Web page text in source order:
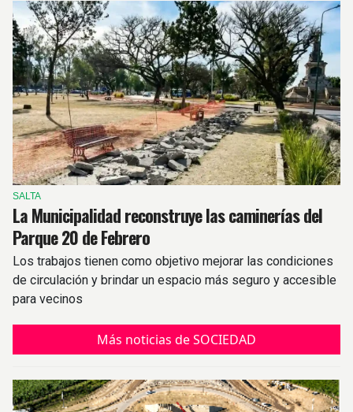
SALTA
La Municipalidad reconstruye las caminerías del
Parque 20 de Febrero
Los trabajos tienen como objetivo mejorar las condiciones
de circulación y brindar un espacio más seguro y accesible
para vecinos
Más noticias de SOCIEDAD